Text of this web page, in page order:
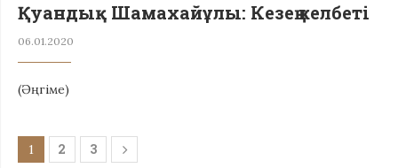
Қуандық Шамахайұлы: Кезең келбеті
06.01.2020
(Әңгіме)
1 2 3